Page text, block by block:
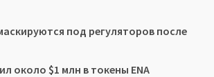
под регуляторов после
около $1 млн в токены ENA